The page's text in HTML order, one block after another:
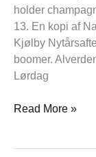
holder
13. En kopi af
Kjølby
boomer.
Lørdag
Read More »